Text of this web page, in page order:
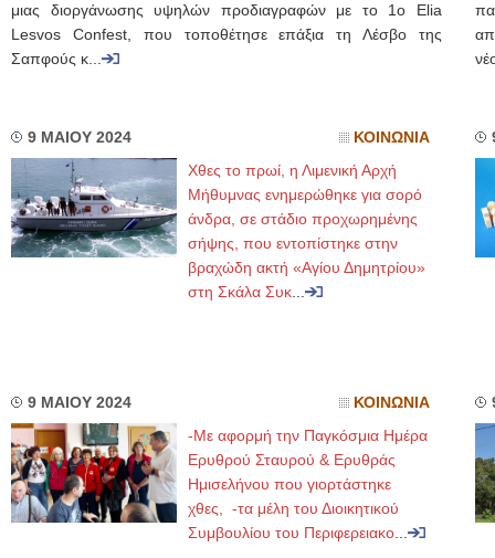
μιας διοργάνωσης υψηλών προδιαγραφών με το 1ο Elia
Lesvos Confest, που τοποθέτησε επάξια τη Λέσβο της
Σαπφούς κ...
9 ΜΑΙΟΥ 2024 ΚΟΙΝΩΝΙΑ
Χθες το πρωί, η Λιμενική Αρχή
Μήθυμνας ενημερώθηκε για σορό
άνδρα, σε στάδιο προχωρημένης
σήψης, που εντοπίστηκε στην
βραχώδη ακτή «Αγίου Δημητρίου»
στη Σκάλα Συκ
9 ΜΑΙΟΥ 2024 ΚΟΙΝΩΝΙΑ
-Με αφορμή την Παγκόσμια Ημέρα
Ερυθρού Σταυρού & Ερυθράς
Ημισελήνου που γιορτάστηκε
χθες, -τα μέλη του Διοικητικού
Συμβουλίου του Περιφερειακο